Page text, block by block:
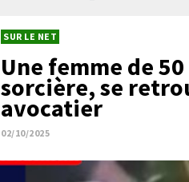
SUR LE NET
Une femme de
sorcière, se
avocatier
02/10/2025